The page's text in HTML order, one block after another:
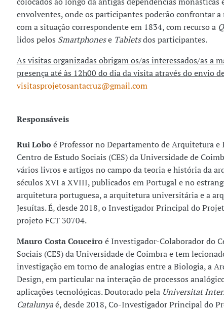
envolventes, onde os participantes poderão confrontar a
com a situação correspondente em 1834, com recurso a
lidos pelos Smartphonese Tabletsdos participantes.
As visitas organizadas obrigam os/as interessados/as a
presença até às 12h00 do dia da visita através do envio
visitasprojetosantacruz@gmail.com
Responsáveis
Rui Lobo é Professor no Departamento de Arquitetura
Centro de Estudo Sociais (CES) da Universidade de
vários livros e artigos no campo da teoria e história da
séculos XVI a XVIII, publicados em Portugal e no
arquitetura portuguesa, a arquitetura universitária e a
Jesuítas. É, desde 2018, o Investigador Principal do
projeto FCT 30704.
Mauro Costa Couceiro é Investigador-Colaborador do
Sociais (CES) da Universidade de Coimbra e tem
investigação em torno de analogias entre a Biologia, a
Design, em particular na interação de processos
aplicações tecnológicas. Doutorado pela Universitat
Catalunyaé, desde 2018, Co-Investigador Principal do